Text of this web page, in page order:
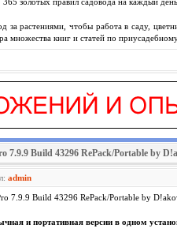
за растениями, чтобы работа в саду,
множества книг и статей по
7.9.9 Build 43296 RePack/Portable by
admin
и портативная версии в одном